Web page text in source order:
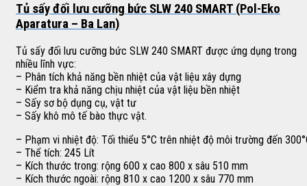
Tủ sấy đối lưu cưỡng bức SLW 240 SMART (Pol-Eko
Aparatura – Ba Lan)
Tủ sấy đối lưu cưỡng bức SLW 240 SMART được ứng dụng trong
nhiều lĩnh vực:
– Phân tích khả năng bền nhiệt của vật liệu xây dựng
– Kiểm tra khả năng chịu nhiệt của vật liệu bền nhiệt
– Sấy sơ bộ dụng cụ, vật tư
– Sấy khô mô tế bào thực vật.
– Phạm vi nhiệt độ: Tối thiểu 5°C trên nhiệt độ môi trường đến
– Thể tích: 245 Lít
– Kích thước trong: rộng 600 x cao 800 x sâu 510 mm
– Kích thước ngoài: rộng 810 x cao 1200 x sâu 770 mm